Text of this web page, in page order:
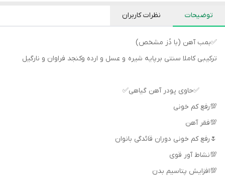
توضیحات نظرات کاربران
✅بمب آهن (با دُز مشخص)
ترکیبی کاملا سنتی برپایه شیره و عسل و ارده وکنجد فراوان و نارگیل
✅حاوی پودر آهن گیاهی✅
💯رفع کم خونی
💯فقر آهن
🌷رفع کم خونی دوران قائدگی بانوان
💯نشاط آور قوی
💯افزایش پتاسیم بدن